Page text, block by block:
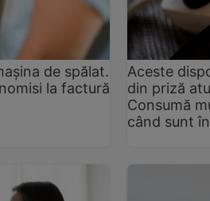
de spălat.
la factură
Aceste
din priză
Consumă
când sunt